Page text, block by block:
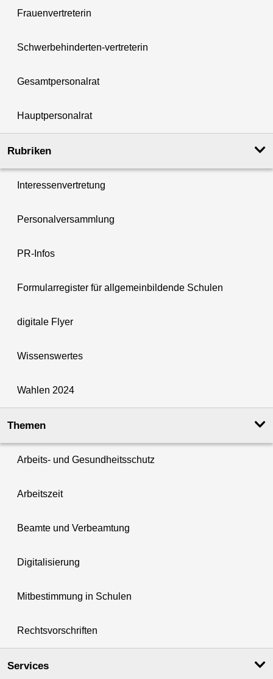
Frauenvertreterin
Schwerbehinderten-vertreterin
Gesamtpersonalrat
Hauptpersonalrat
Rubriken
Interessenvertretung
Personalversammlung
PR-Infos
Formularregister für allgemeinbildende Schulen
digitale Flyer
Wissenswertes
Wahlen 2024
Themen
Arbeits- und Gesundheitsschutz
Arbeitszeit
Beamte und Verbeamtung
Digitalisierung
Mitbestimmung in Schulen
Rechtsvorschriften
Services